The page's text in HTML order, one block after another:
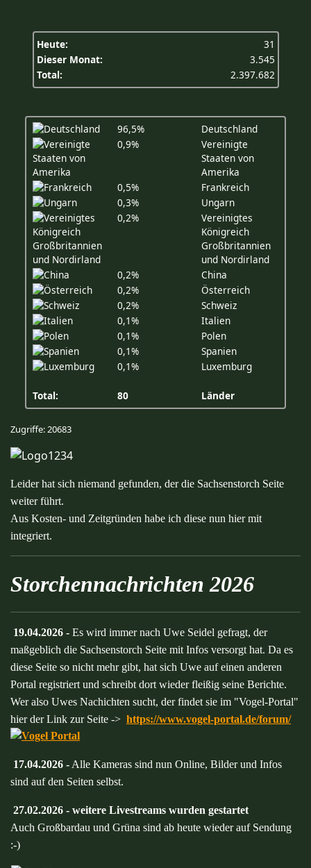
Heute:
31
Dieser Monat:
3.545
Total:
2.397.682
96,5%
Deutschland
0,9%
Vereinigte
Staaten von
Amerika
0,5%
Frankreich
0,3%
Ungarn
0,2%
Vereinigtes
Königreich
Großbritannien
und Nordirland
0,2%
China
0,2%
Österreich
0,2%
Schweiz
0,1%
Italien
0,1%
Polen
0,1%
Spanien
0,1%
Luxemburg
Total: 80 Länder
Zugriffe: 20683
Leider hat sich niemand gefunden, der die Sachsenstorch Seite
weiter führt.
Aus Kosten- und Zeitgründen habe ich diese nun hier mit
integriert.
Storchennachrichten 2026
19.04.2026 - Es wird immer nach Uwe Seidel gefragt, der
maßgeblich die Sachsenstorch Seite mit Infos versorgt hat. Da es
diese Seite so nicht mehr gibt, hat sich Uwe auf einen anderen
Portal registriert und schreibt dort wieder fleißig seine Berichte.
Wer also Uwes Nachichten sucht, der findet sie im "Vogel-Portal"
hier der Link zur Seite -> https://www.vogel-portal.de/forum/
17.04.2026 - Alle Kameras sind nun Online, Bilder und Infos
sind auf den Seiten selbst.
27.02.2026 - weitere Livestreams wurden gestartet
Auch Großbardau und Grüna sind ab heute wieder auf Sendung
:-)